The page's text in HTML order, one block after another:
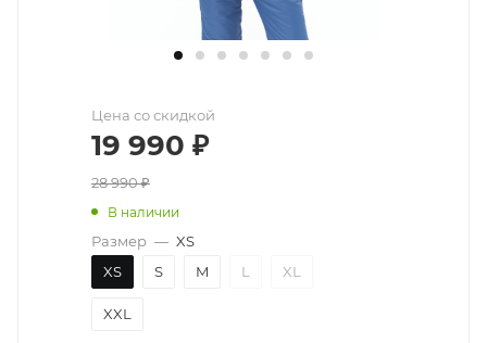
Цена со скидкой
19 990 ₽
28 990₽
В наличии
Размер — XS
XS
S M L XL
XXL